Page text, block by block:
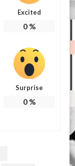
Excited
0%
Surprise
0%